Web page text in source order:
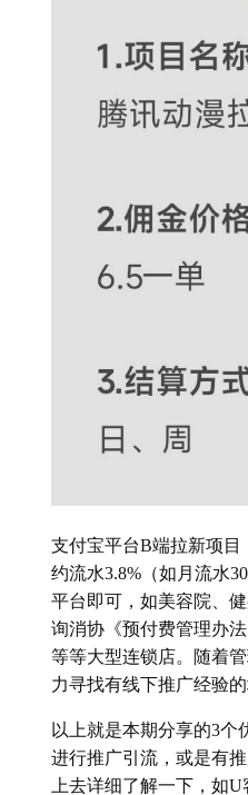
支付宝平台B端拉新项
约流水3.8%（如月流水
平台即可，如美容院、
询消协《预付费管理办
等等大型连锁店。随着
力寻找有线下推广经验的
以上就是本期分享的3个
进行推广引流，或是有
上去详细了解一下，如